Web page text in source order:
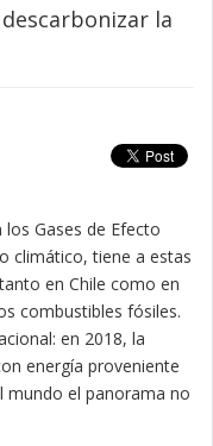
la
Gases de Efecto
climático, tiene a estas
en Chile como en
combustibles fósiles.
en 2018, la
energía proveniente
mundo el panorama no